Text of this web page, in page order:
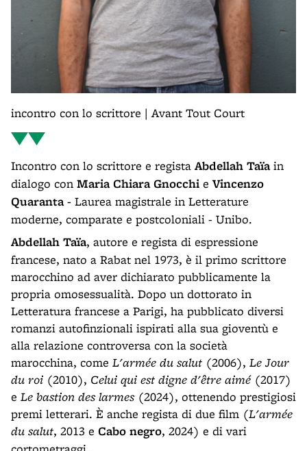
incontro con lo scrittore | Avant Tout Court
Incontro con lo scrittore e regista Abdellah Taïain
dialogo con Maria Chiara Gnocchi e Vincenzo
Quaranta - Laurea magistrale in Letterature
moderne, comparate e postcoloniali - Unibo.
Abdellah Taïa, autore e regista di espressione
francese, nato a Rabat nel 1973, è il primo scrittore
marocchino ad aver dichiarato pubblicamente la
propria omosessualità. Dopo un dottorato in
Letteratura francese a Parigi, ha pubblicato diversi
romanzi autofinzionali ispirati alla sua gioventù e
alla relazione controversa con la società
marocchina, come L'armée du salut (2006), Le Jour
du roi (2010), Celui qui est digne d'être aimé(2017)
e Le bastion des larmes (2024), ottenendo prestigiosi
premi letterari. È anche regista di due film (L'armée
du salut, 2013 e Cabo negro, 2024) e di vari